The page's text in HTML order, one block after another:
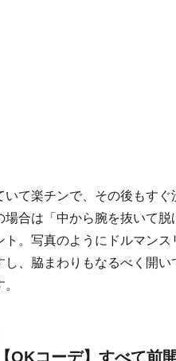
いて楽チンで、その後もすぐ
場合は「中から腕を抜いて
ト。写真のようにドルマン
し、脇まわりもなるべく開
【OKコーデ】すべて前